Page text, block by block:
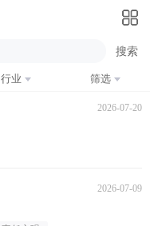
行业 筛选
2026-07-20
2026-07-09